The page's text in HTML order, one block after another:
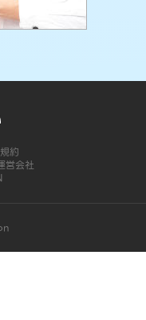
約
営会社
| LINE占い